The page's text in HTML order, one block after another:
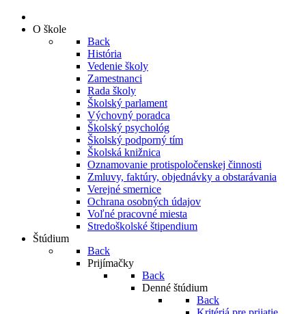
O škole
Back
História
Vedenie školy
Zamestnanci
Rada školy
Školský parlament
Výchovný poradca
Školský psychológ
Školský podporný tím
Školská knižnica
Oznamovanie protispoločenskej činnosti
Zmluvy, faktúry, objednávky a obstarávania
Verejné smernice
Ochrana osobných údajov
Voľné pracovné miesta
Stredoškolské štipendium
Štúdium
Back
Prijímačky
Back
Denné štúdium
Back